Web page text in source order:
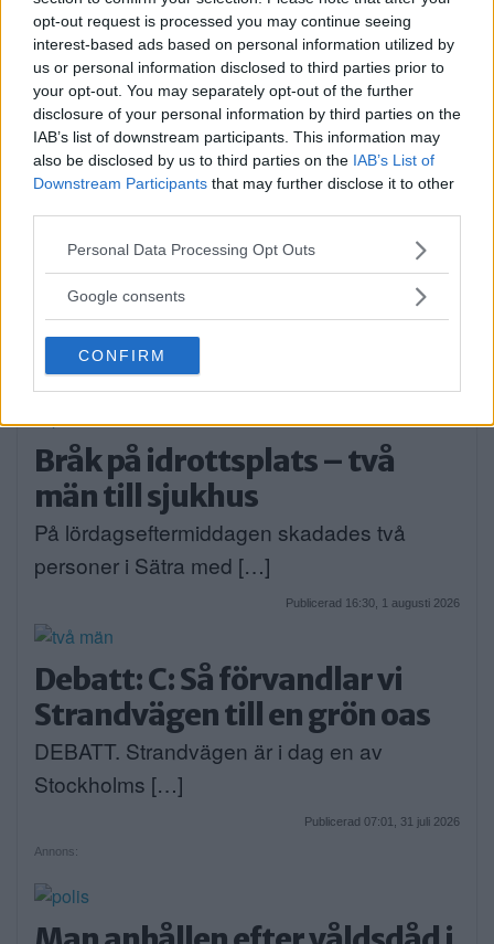
opt-out request is processed you may continue seeing
interest-based ads based on personal information utilized by
us or personal information disclosed to third parties prior to
your opt-out. You may separately opt-out of the further
disclosure of your personal information by third parties on the
IAB’s list of downstream participants. This information may
also be disclosed by us to third parties on the IAB’s List of
Downstream Participants that may further disclose it to other
Please note that this website/app uses one or more Google
not limited to your visit or usage behaviour. You may click to
use your data for below specified purposes in below Google
consent section.
Personal Data Processing Opt Outs
Google consents
CONFIRM
Sommartorget i Älvsjö
öppnar: Familjärt
På måndagseftermiddagen öppnade
aktiviteterna på Älvsjö torg. Artisten […]
Flydde i kajak – greps
På söndagsmorgonen följde polisen en man
på Långsjön […]
Bråk på idrottsplats – två
män till sjukhus
På lördagseftermiddagen skadades två
personer i Sätra med […]
Publicerad 16:30, 1 augusti 2026
Debatt: C: Så förvandlar vi
Strandvägen till en grön oas
DEBATT. Strandvägen är i dag en av
Stockholms […]
Publicerad 07:01, 31 juli 2026
Annons: